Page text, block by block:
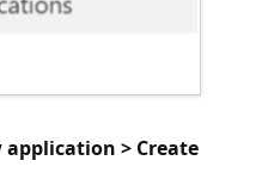
application > Create